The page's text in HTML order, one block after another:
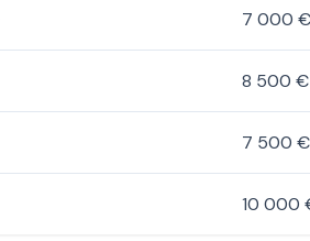
7 000 €
8 500 €
7 500 €
10 000